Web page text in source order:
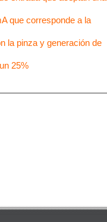
que corresponde a la
la pinza y generación de
25%